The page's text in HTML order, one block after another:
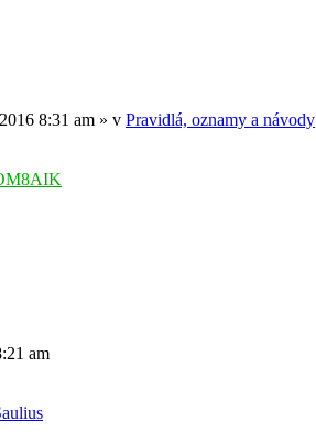
8:31 am » v Pravidlá, oznamy a návody
am